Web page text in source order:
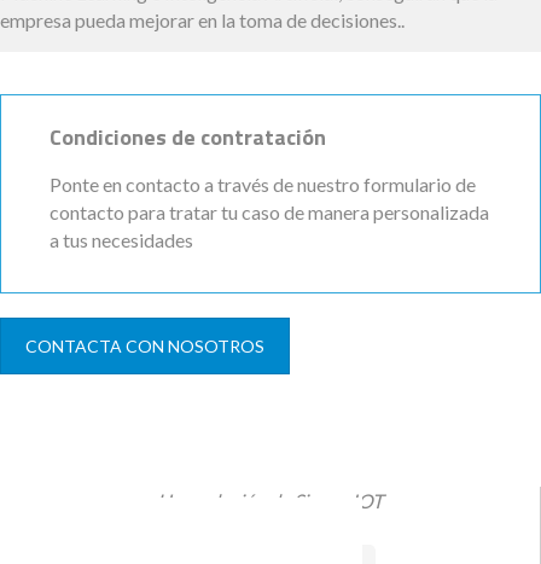
empresa pueda mejorar en la toma de decisiones..
Condiciones de contratación
Ponte en contacto a través de nuestro formulario de
contacto para tratar tu caso de manera personalizada
a tus necesidades
CONTACTA CON NOSOTROS
Una solución de Signos IOT